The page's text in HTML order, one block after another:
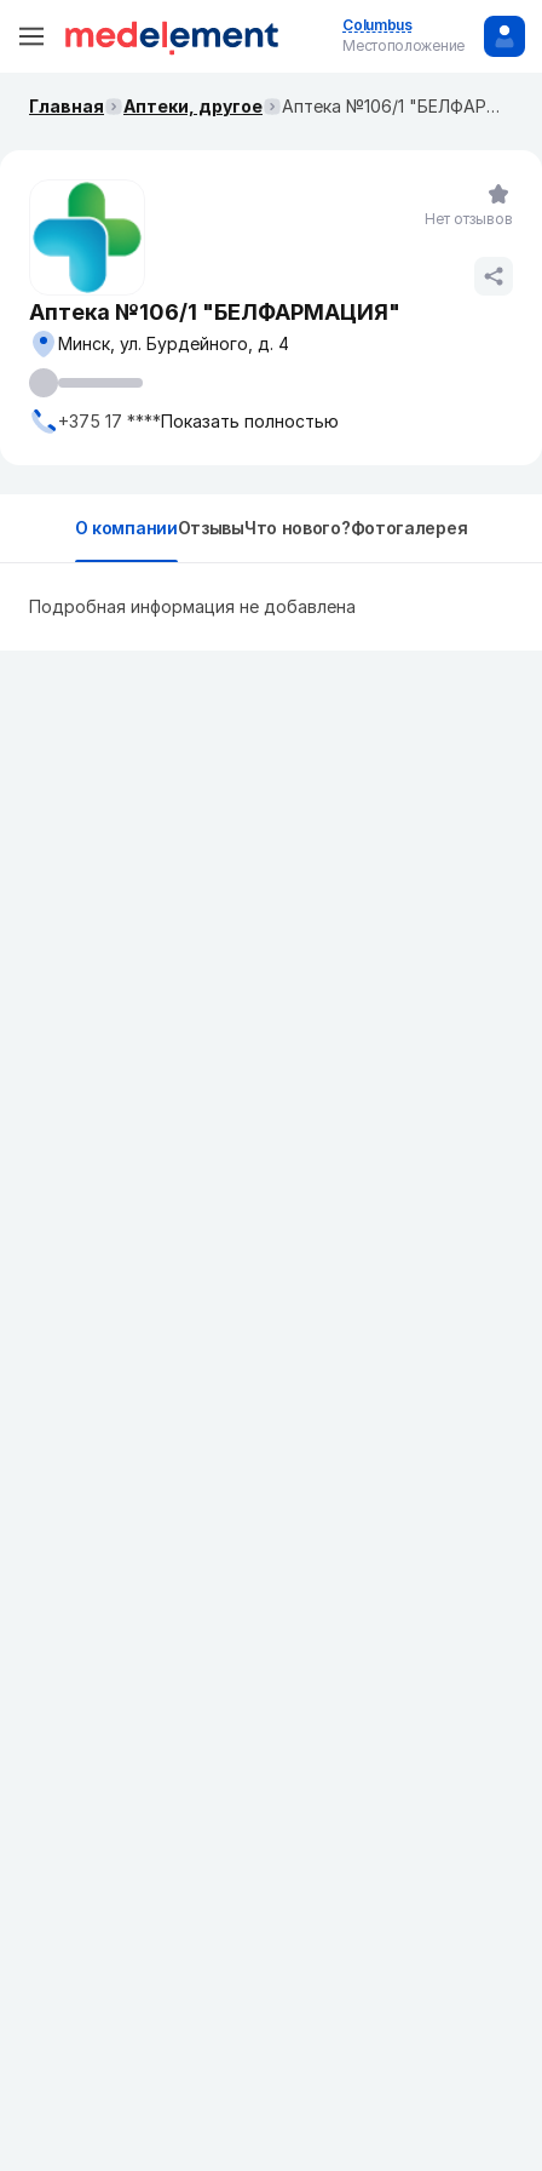
Columbus
Местоположение
Главная Аптеки, другое Аптека №106/1 "БЕЛФАРМАЦИЯ"
Аптека №106/1 "БЕЛФАРМАЦИЯ"
Минск, ул. Бурдейного, д. 4
+375 17 ****Показать полностью
Нет отзывов
О компанииОтзывыЧто нового?Фотогалерея
Подробная информация не добавлена